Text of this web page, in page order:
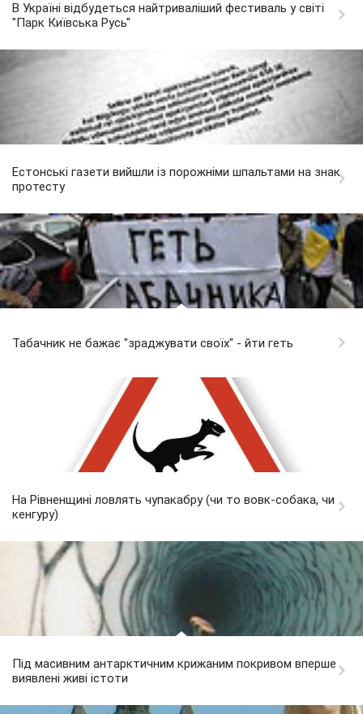
В Україні відбудеться найтриваліший фестиваль у світі
"Парк Київська Русь"
Естонські газети вийшли із порожніми шпальтами на знак
протесту
Табачник не бажає "зраджувати своїх" - йти геть
На Рівненщині ловлять чупакабру (чи то вовк-собака, чи
кенгуру)
Під масивним антарктичним крижаним покривом вперше
виявлені живі істоти